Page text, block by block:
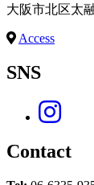
大阪市北区太
Access
SNS
Contact